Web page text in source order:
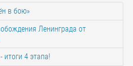
в бою»
Ленинграда от
итоги 4 этапа!